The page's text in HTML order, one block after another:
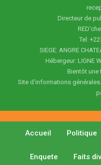
Directeur de
Tel:
SIEGE: ANGRE
Hébergeur: LIGNE
Bientôt une
Site d'informations
Accueil Politique
Enquete Faits